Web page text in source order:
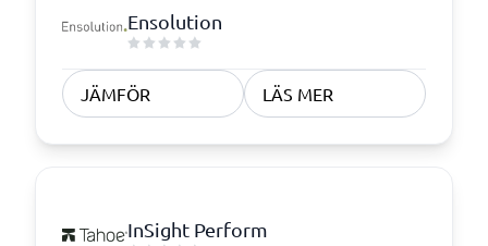
Ensolution
JÄMFÖR LÄS MER
InSight Perform